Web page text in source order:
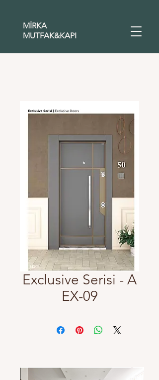
MİRKA
MUTFAK&KAPI
Exclusive Serisi - A
EX-09